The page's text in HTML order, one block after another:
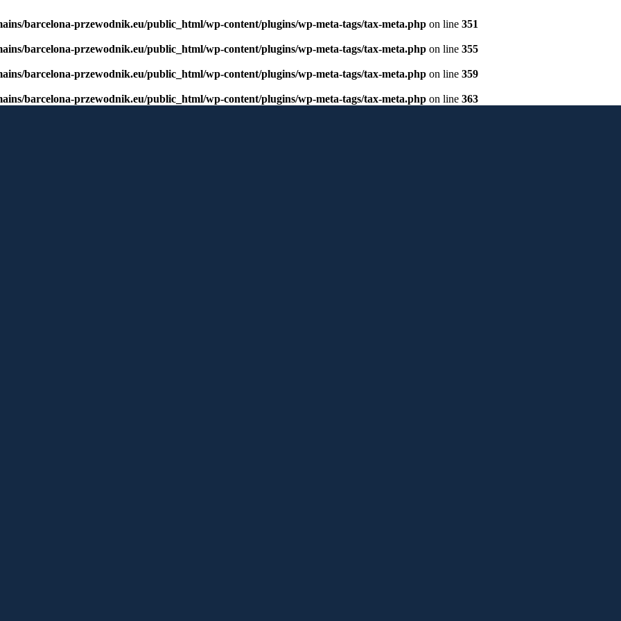
barcelona-przewodnik.eu/public_html/wp-content/plugins/wp-meta-tags/tax-meta.php on line 351
barcelona-przewodnik.eu/public_html/wp-content/plugins/wp-meta-tags/tax-meta.php on line 355
barcelona-przewodnik.eu/public_html/wp-content/plugins/wp-meta-tags/tax-meta.php on line 359
barcelona-przewodnik.eu/public_html/wp-content/plugins/wp-meta-tags/tax-meta.php on line 363